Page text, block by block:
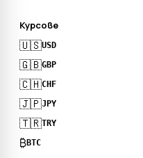
Курсове
🇺🇸USD
🇬🇧GBP
🇨🇭CHF
🇯🇵JPY
🇹🇷TRY
₿BTC